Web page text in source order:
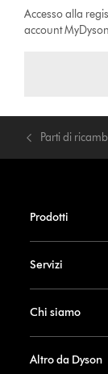
Accesso alla
account
Parti di
Prodotti
Servizi
Chi siamo
Altro da Dyson